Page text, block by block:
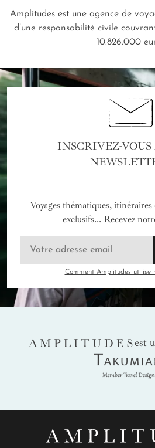
Amplitudes est une agence de
d’une responsabilité civile
10.826.000
INSCRIVEZ-
Voyages thématiques,
exclusifs... Recevez
Comment Amplitudes utilise
AMPLITUDES
est
Takumians